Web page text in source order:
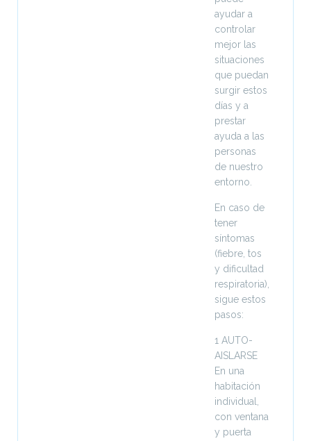
ayudar a
controlar
mejor las
situaciones
que puedan
surgir estos
días y a
prestar
ayuda a las
personas
de nuestro
entorno.
En caso de
tener
síntomas
(fiebre, tos
y dificultad
respiratoria),
sigue estos
pasos:
1 AUTO-
AISLARSE
En una
habitación
individual,
con ventana
y puerta